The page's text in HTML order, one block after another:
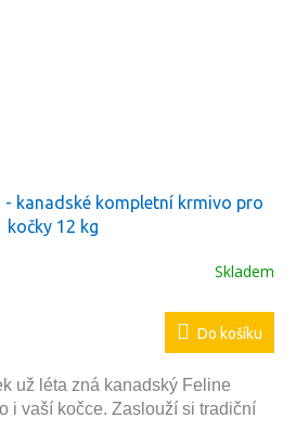
- kanadské kompletní krmivo pro
kočky 12 kg
Skladem
Do košíku
už léta zná kanadský Feline
i vaší kočce. Zaslouží si tradiční